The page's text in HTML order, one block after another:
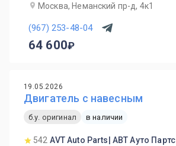
Москва, Неманский пр-д, 4к1
(967) 253-48-04
64 600
19.05.2026
Двигатель с навесным
б.у. оригинал в наличии
542 AVT Auto Parts| АВТ Ауто Партс